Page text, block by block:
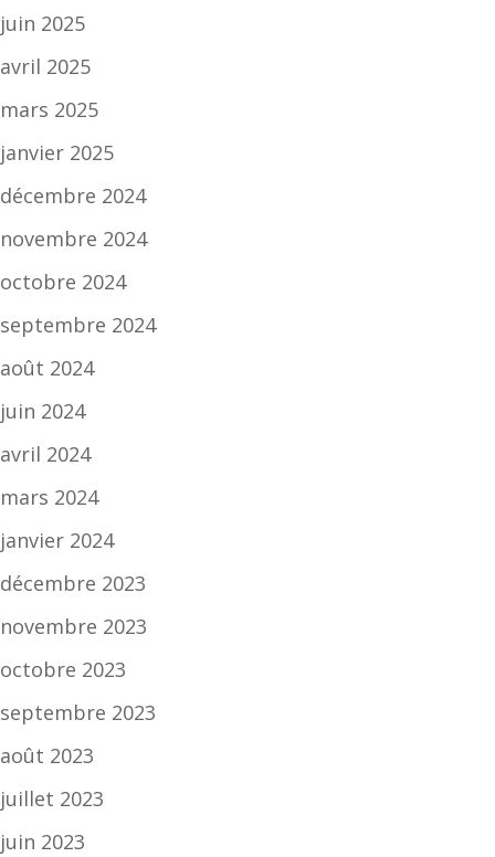
juin 2025
avril 2025
mars 2025
janvier 2025
décembre 2024
novembre 2024
octobre 2024
septembre 2024
août 2024
juin 2024
avril 2024
mars 2024
janvier 2024
décembre 2023
novembre 2023
octobre 2023
septembre 2023
août 2023
juillet 2023
juin 2023